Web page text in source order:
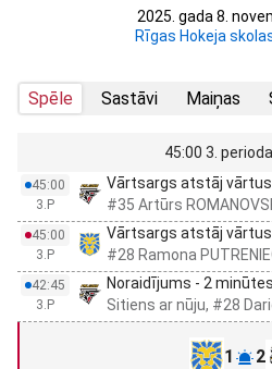
2025. gada 8.
Rīgas Hokeja
Spēle Sastāvi Maiņas
45:00 3.
45:00
3.P
Vārtsargs atstāj vārtus
#35 Artūrs
45:00
3.P
Vārtsargs atstāj vārtus
#28 Ramona
42:45
3.P
Noraidījums - 2 minūtes
Sitiens ar nūju, #28
1 2